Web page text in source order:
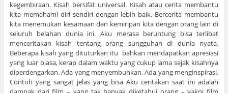
kegembiraan. Kisah bersifat universal. Kisah atau cerita membantu
kita memahami diri sendiri dengan lebih baik. Bercerita membantu
kita menemukan kesamaan dan kemiripan kita dengan orang lain di
seluruh belahan dunia ini. Aku merasa beruntung bisa terlibat
menceritakan kisah tentang orang sungguhan di dunia nyata.
Beberapa kisah yang dituturkan itu bahkan mendapatkan apresiasi
yang luar biasa, kerap dalam waktu yang cukup lama sejak kisahnya
diperdengarkan. Ada yang menyembuhkan. Ada yang menginspirasi.
Contoh yang sangat jelas yang bisa Aku ceritakan saat ini adalah